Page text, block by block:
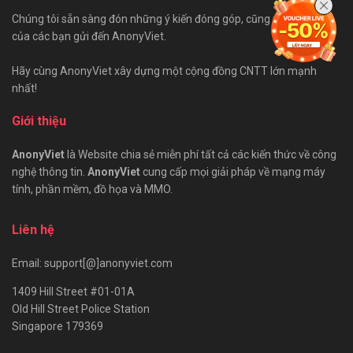
Chúng tôi sẵn sàng đón những ý kiến đóng góp, cũng như bài viết
của các bạn gửi đến AnonyViet.
Hãy cùng AnonyViet xây dựng một cộng đồng CNTT lớn mạnh
nhất!
Giới thiệu
AnonyVietlà Website chia sẻ miễn phí tất cả các kiến thức về công
nghệ thông tin. AnonyViet cung cấp mọi giải pháp về mạng máy
tính, phần mềm, đồ họa và MMO.
Liên hệ
Email: support[@]anonyviet.com
1409 Hill Street #01-01A
Old Hill Street Police Station
Singapore 179369